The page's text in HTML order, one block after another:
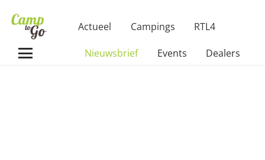
Actueel Campings RTL4
Nieuwsbrief Events Dealers